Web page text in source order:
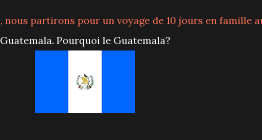
Guatemala. Pourquoi le Guatemala?